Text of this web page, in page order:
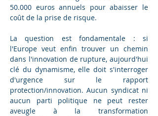
50.000 euros annuels pour abaisser le
coût de la prise de risque.
La question est fondamentale : si
l'Europe veut enfin trouver un chemin
dans l'innovation de rupture, aujourd'hui
clé du dynamisme, elle doit s'interroger
d'urgence sur le rapport
protection/innovation. Aucun syndicat ni
aucun parti politique ne peut rester
aveugle à la transformation